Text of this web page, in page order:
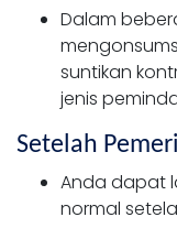
Dalam
suntikan
jenis
Setelah
Anda dapat
normal